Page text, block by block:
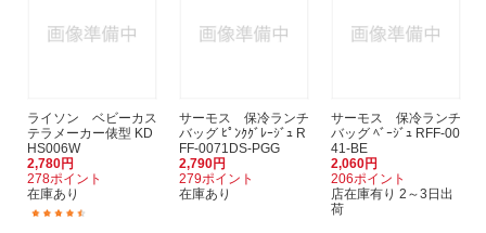
ライソン ベビーカス
テラメーカー俵型 KD
HS006W
2,780円
278ポイント
在庫あり
サーモス 保冷ランチ
バッグ ﾋﾟﾝｸｸﾞﾚｰｼﾞｭ R
FF-0071DS-PGG
2,790円
279ポイント
在庫あり
サーモス 保冷ランチ
バッグ ﾍﾞｰｼﾞｭ RFF-00
41-BE
2,060円
206ポイント
店在庫有り 2～3日出
荷